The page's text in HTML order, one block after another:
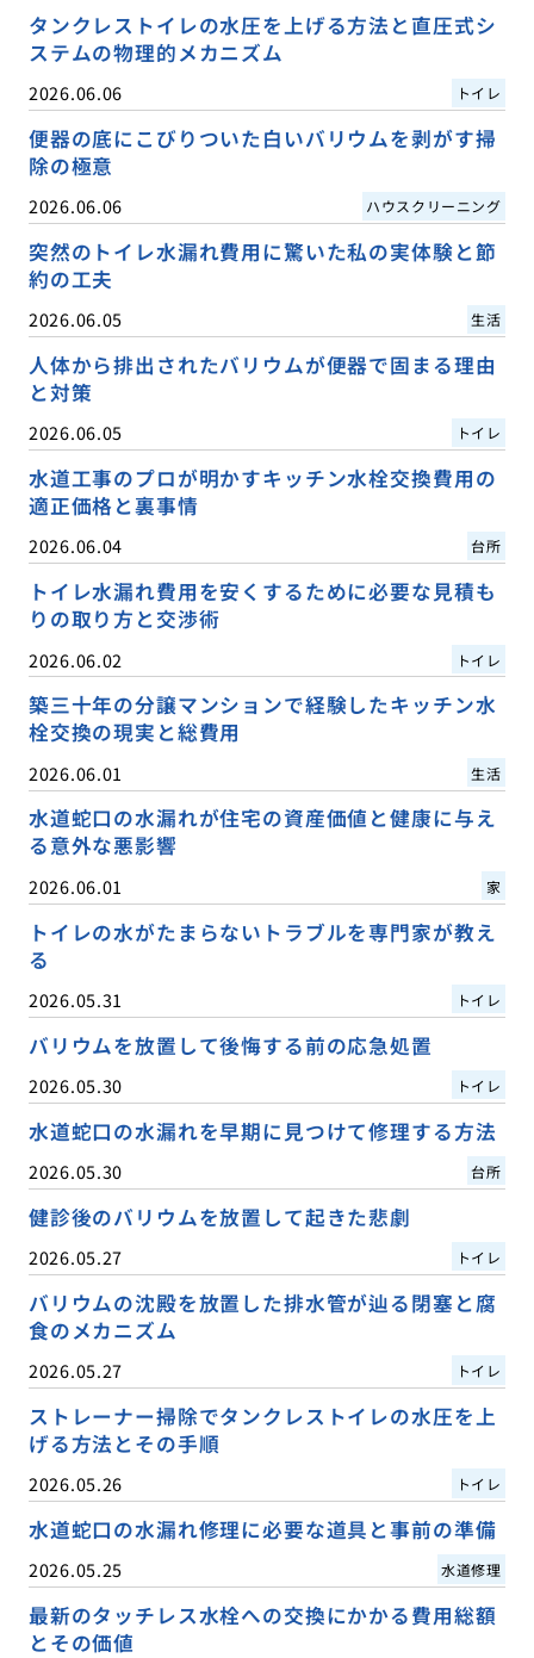
タンクレストイレの水圧を上げる方法と直圧式シ
ステムの物理的メカニズム
2026.06.06 トイレ
便器の底にこびりついた白いバリウムを剥がす掃
除の極意
2026.06.06 ハウスクリーニング
突然のトイレ水漏れ費用に驚いた私の実体験と節
約の工夫
2026.06.05 生活
人体から排出されたバリウムが便器で固まる理由
と対策
2026.06.05 トイレ
水道工事のプロが明かすキッチン水栓交換費用の
適正価格と裏事情
2026.06.04 台所
トイレ水漏れ費用を安くするために必要な見積も
りの取り方と交渉術
2026.06.02 トイレ
築三十年の分譲マンションで経験したキッチン水
栓交換の現実と総費用
2026.06.01 生活
水道蛇口の水漏れが住宅の資産価値と健康に与え
る意外な悪影響
2026.06.01 家
トイレの水がたまらないトラブルを専門家が教え
る
2026.05.31 トイレ
バリウムを放置して後悔する前の応急処置
2026.05.30 トイレ
水道蛇口の水漏れを早期に見つけて修理する方法
2026.05.30 台所
健診後のバリウムを放置して起きた悲劇
2026.05.27 トイレ
バリウムの沈殿を放置した排水管が辿る閉塞と腐
食のメカニズム
2026.05.27 トイレ
ストレーナー掃除でタンクレストイレの水圧を上
げる方法とその手順
2026.05.26 トイレ
水道蛇口の水漏れ修理に必要な道具と事前の準備
2026.05.25 水道修理
最新のタッチレス水栓への交換にかかる費用総額
とその価値